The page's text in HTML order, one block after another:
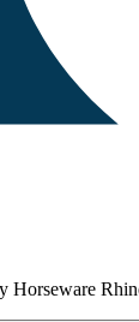
Horseware